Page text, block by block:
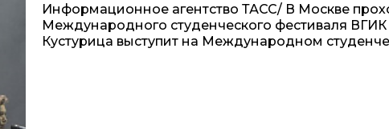
Информационное агентство ТАСС/ В Москве
Международного студенческого фестиваля
Кустурица выступит на Международном